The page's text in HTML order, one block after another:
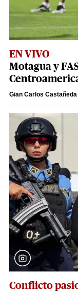
EN VIVO
Motagua y
Gian Carlos Castañeda
Conflicto